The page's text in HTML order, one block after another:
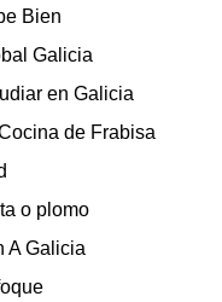
Bien
Galicia
en Galicia
de Frabisa
o plomo
A Galicia